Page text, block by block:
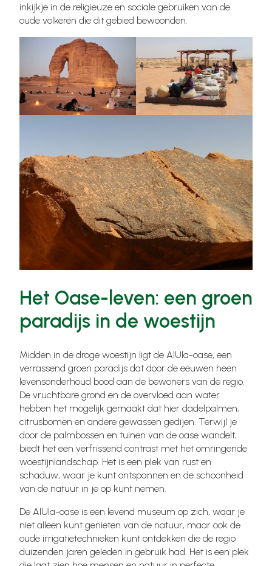
inkijkje in de religieuze en sociale gebruiken van de
oude volkeren die dit gebied bewoonden.
Het Oase-leven: een groen
paradijs in de woestijn
Midden in de droge woestijn ligt de AlUla-oase, een
verrassend groen paradijs dat door de eeuwen heen
levensonderhoud bood aan de bewoners van de regio.
De vruchtbare grond en de overvloed aan water
hebben het mogelijk gemaakt dat hier dadelpalmen,
citrusbomen en andere gewassen gedijen. Terwijl je
door de palmbossen en tuinen van de oase wandelt,
biedt het een verfrissend contrast met het omringende
woestijnlandschap. Het is een plek van rust en
schaduw, waar je kunt ontspannen en de schoonheid
van de natuur in je op kunt nemen.
De AlUla-oase is een levend museum op zich, waar je
niet alleen kunt genieten van de natuur, maar ook de
oude irrigatietechnieken kunt ontdekken die de regio
duizenden jaren geleden in gebruik had. Het is een plek